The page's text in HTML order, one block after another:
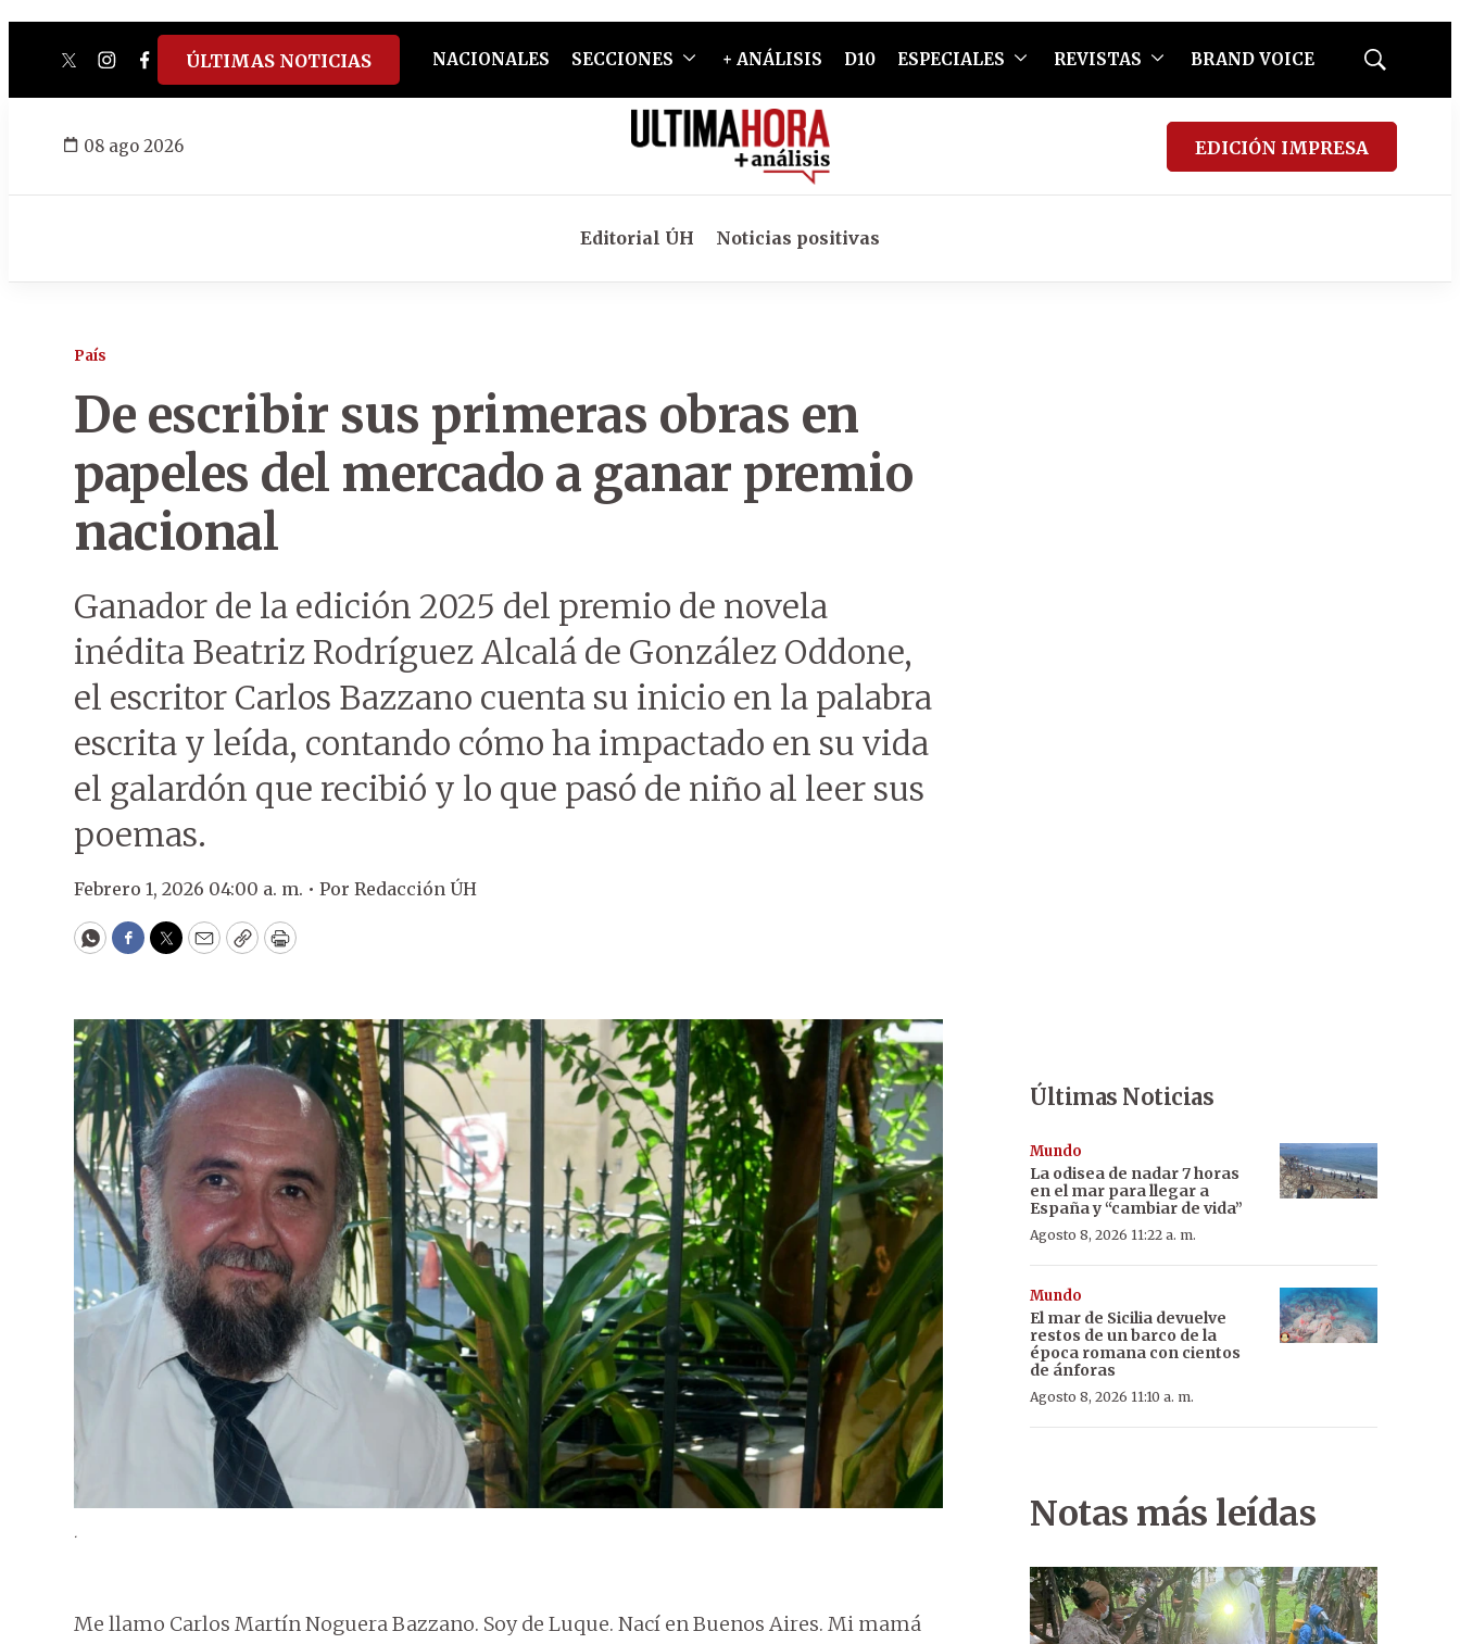
twitterinstagram
facebook
tiktokyoutube
spotify
ÚLTIMAS NOTICIAS NACIONALES SECCIONES + ANÁLISIS D10 ESPECIALES REVISTAS BRAND VOICE
Mostrar
08 ago 2026 EDICIÓN IMPRESA
Editorial ÚH Noticias positivas
País
De escribir sus primeras obras en
papeles del mercado a ganar premio
nacional
Ganador de la edición 2025 del premio de novela
inédita Beatriz Rodríguez Alcalá de González Oddone,
el escritor Carlos Bazzano cuenta su inicio en la palabra
escrita y leída, contando cómo ha impactado en su vida
el galardón que recibió y lo que pasó de niño al leer sus
poemas.
Febrero 1, 2026 04:00 a. m. • Por Redacción ÚH
WhatsApp
Facebook
Twitter
EmailCopyPrint
.
Me llamo Carlos Martín Noguera Bazzano. Soy de Luque. Nací en Buenos Aires. Mi mamá
Últimas Noticias
Mundo
La odisea de nadar 7 horas
en el mar para llegar a
España y “cambiar de vida”
Agosto 8, 2026 11:22 a. m.
Mundo
El mar de Sicilia devuelve
restos de un barco de la
época romana con cientos
de ánforas
Agosto 8, 2026 11:10 a. m.
Notas más leídas